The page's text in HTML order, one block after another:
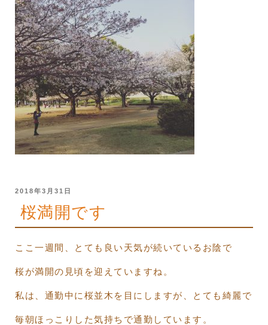
投
日:
2018年3月31日
桜満開です
ここ一週間、とても良い天気が続いているお陰で
桜が満開の見頃を迎えていますね。
私は、通勤中に桜並木を目にしますが、とても綺麗で
毎朝ほっこりした気持ちで通勤しています。